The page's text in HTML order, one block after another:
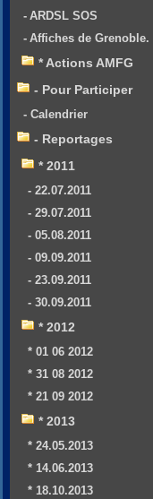
- ARDSL SOS
- Affiches de Grenoble.
* Actions AMFG
- Pour Participer
- Calendrier
- Reportages
* 2011
- 22.07.2011
- 29.07.2011
- 05.08.2011
- 09.09.2011
- 23.09.2011
- 30.09.2011
* 2012
* 01 06 2012
* 31 08 2012
* 21 09 2012
* 2013
* 24.05.2013
* 14.06.2013
* 18.10.2013